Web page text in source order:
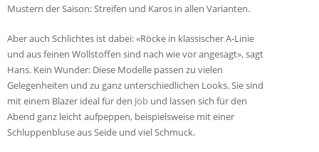
Mustern der Saison: Streifen und Karos in allen Varianten.
Aber auch Schlichtes ist dabei: «Röcke in klassischer A-Linie
und aus feinen Wollstoffen sind nach wie vor angesagt», sagt
Hans. Kein Wunder: Diese Modelle passen zu vielen
Gelegenheiten und zu ganz unterschiedlichen Looks. Sie sind
mit einem Blazer ideal für den Job und lassen sich für den
Abend ganz leicht aufpeppen, beispielsweise mit einer
Schluppenbluse aus Seide und viel Schmuck.